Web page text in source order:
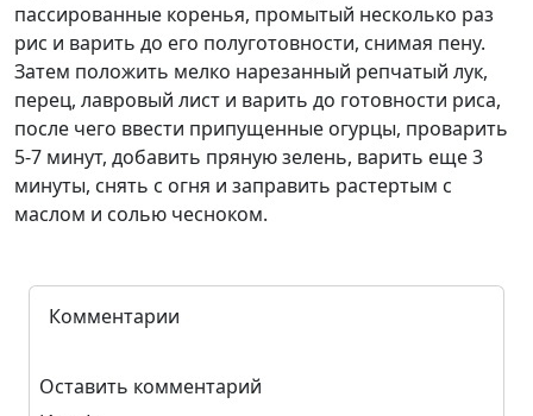
пассированные коренья, промытый несколько раз
рис и варить до его полуготовности, снимая пену.
Затем положить мелко нарезанный репчатый лук,
перец, лавровый лист и варить до готовности риса,
после чего ввести припущенные огурцы, проварить
5-7 минут, добавить пряную зелень, варить еще 3
минуты, снять с огня и заправить растертым с
маслом и солью чесноком.
Комментарии
Оставить комментарий